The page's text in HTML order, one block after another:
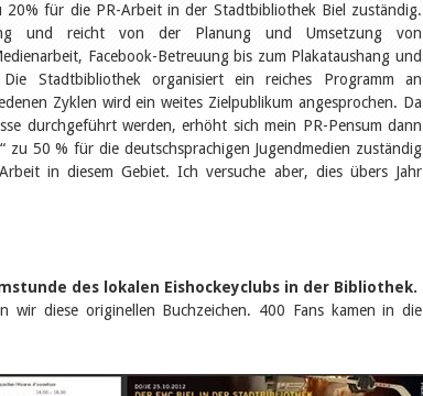
20% für die PR-Arbeit in der Stadtbibliothek Biel zuständig.
und reicht von der Planung und Umsetzung von
Facebook-Betreuung bis zum Plakataushang und
Stadtbibliothek organisiert ein reiches Programm an
Zyklen wird ein weites Zielpublikum angesprochen. Da
durchgeführt werden, erhöht sich mein PR-Pensum dann
zu 50 % für die deutschsprachigen Jugendmedien zuständig
in diesem Gebiet. Ich versuche aber, dies übers Jahr
des lokalen Eishockeyclubs in der Bibliothek.
wir diese originellen Buchzeichen. 400 Fans kamen in die